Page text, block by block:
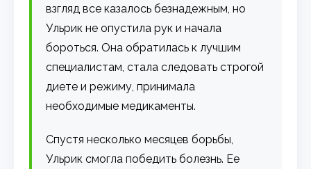
взгляд все казалось безнадежным, но
Ульрик не опустила рук и начала
бороться. Она обратилась к лучшим
специалистам, стала следовать строгой
диете и режиму, принимала
необходимые медикаменты.
Спустя несколько месяцев борьбы,
Ульрик смогла победить болезнь. Ее